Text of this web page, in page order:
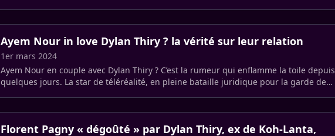
Ayem Nour in love Dylan Thiry ? la vérité sur leur relation
1er mars 2024
Ayem Nour en couple avec Dylan Thiry ? C’est la rumeur qui enflamme la toile depuis
quelques jours. La star de téléréalité, en pleine bataille juridique pour la garde de
Florent Pagny « dégoûté » par Dylan Thiry, ex de Koh-Lanta,